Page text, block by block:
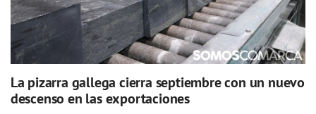
La pizarra gallega cierra septiembre con un nuevo
descenso en las exportaciones